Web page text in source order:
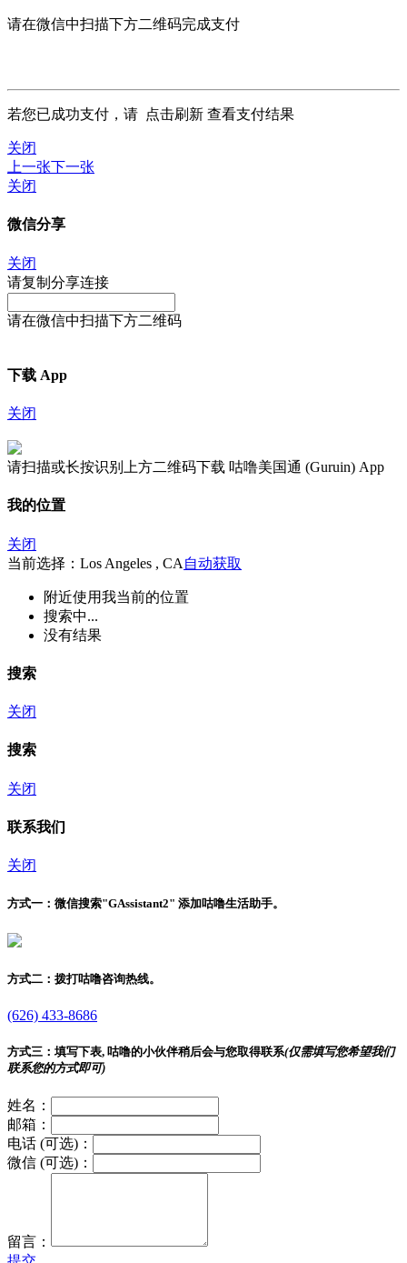
请在微信中扫描下方二维码完成支付
若您已成功支付，请 点击刷新 查看支付结果
关闭
上一张下一张
关闭
微信分享
关闭
请复制分享连接
请在微信中扫描下方二维码
下载 App
关闭
请扫描或长按识别上方二维码下载 咕噜美国通 (Guruin) App
我的位置
关闭
当前选择：Los Angeles , CA 自动获取
附近使用我当前的位置
搜索中...
没有结果
搜索
关闭
搜索
关闭
联系我们
关闭
方式一： 微信搜索"GAssistant2" 添加咕噜生活助手。
方式二： 拨打咕噜咨询热线。
(626) 433-8686
方式三： 填写下表, 咕噜的小伙伴稍后会与您取得联系(仅需填写您希望我们
联系您的方式即可)
姓名：
邮箱：
电话 (可选)：
微信 (可选)：
留言：